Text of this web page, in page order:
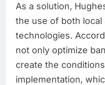
As a solution,
the use of both
technologies.
not only optimize
create the
implementation,